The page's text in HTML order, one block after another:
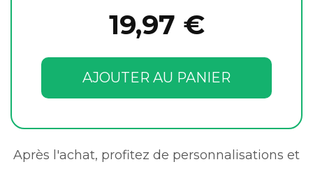
19,97 €
AJOUTER AU PANIER
Après l'achat, profitez de personnalisations et